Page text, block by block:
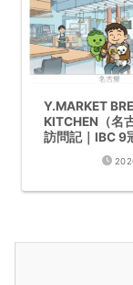
Y.MARKET
KITCHEN（名
訪問記｜IBC 9